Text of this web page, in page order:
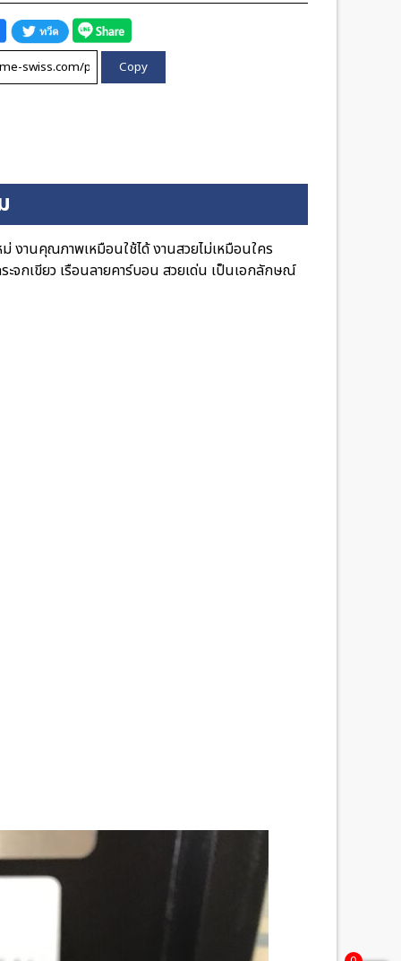
Copy
านคุณภาพเหมือนใช้ได้ งานสวยไม่เหมือนใคร
จกเขียว เรือนลายคาร์บอน สวยเด่น เป็นเอกลักษณ์